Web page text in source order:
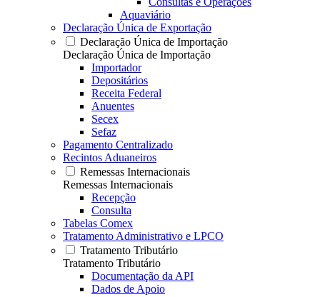
Aquaviário
Declaração Única de Exportação
Declaração Única de Importação
Declaração Única de Importação
Importador
Depositários
Receita Federal
Anuentes
Secex
Sefaz
Pagamento Centralizado
Recintos Aduaneiros
Remessas Internacionais
Remessas Internacionais
Recepção
Consulta
Tabelas Comex
Tratamento Administrativo e LPCO
Tratamento Tributário
Tratamento Tributário
Documentação da API
Dados de Apoio